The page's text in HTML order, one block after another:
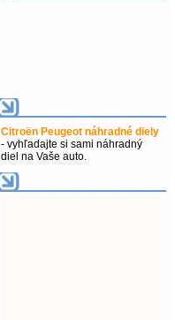
Citroën Peugeot náhradné diely
- vyhľadajte si sami náhradný
diel na Vaše auto.